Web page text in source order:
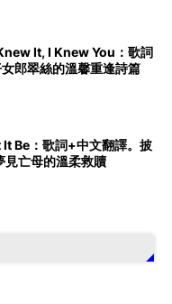
It, I Knew You：歌詞
郎翠絲的溫馨重逢詩篇
Be：歌詞+中文翻譯。披
見亡母的溫柔救贖